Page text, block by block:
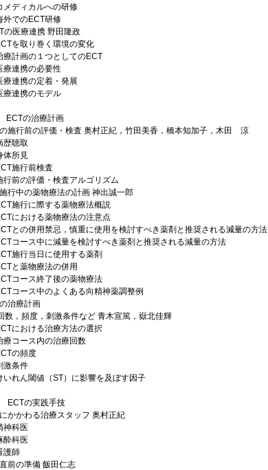
ディカルへの研修
でのECT研修
医療連携 野田隆政
を取り巻く環境の変化
計画の１つとしてのECT
連携の必要性
連携の定着・発展
連携のモデル
ECTの治療計画
行前の評価・検査 奥村正紀，竹田美香，橋本知加子，木田 涼
聴取
所見
施行前検査
前の評価・検査アルゴリズム
中の薬物療法の計画 神出誠一郎
施行に際する薬物療法概説
における薬物療法の注意点
の併用禁忌，慎重に使用を検討すべき薬剤と推奨される減量の方法
ース中に減量を検討すべき薬剤と推奨される減量の方法
施行当日に使用する薬剤
と薬物療法の併用
コース終了後の薬物療法
ース中のよくある向精神薬調整例
治療計画
，頻度，刺激条件など 青木宣篤，嶽北佳輝
における治療方法の選択
コース内の治療回数
の頻度
条件
れん閾値（ST）に影響を及ぼす因子
ECTの実践手技
かわる治療スタッフ 奥村正紀
科医
科医
師
前の準備 飯田仁志